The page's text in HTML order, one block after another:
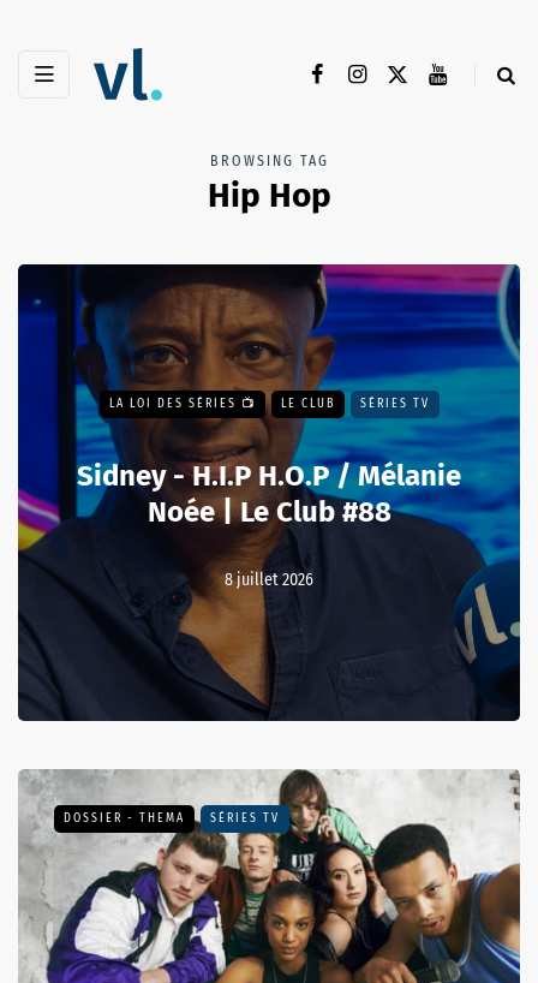
BROWSING TAG
Hip Hop
LA LOI DES SÉRIES 📺 LE CLUB SÉRIES TV
Sidney - H.I.P H.O.P / Mélanie
Noée | Le Club #88
8 juillet 2026
DOSSIER - THEMA SÉRIES TV